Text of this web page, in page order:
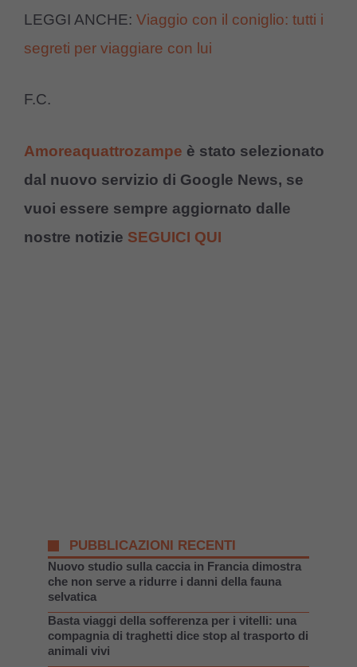
LEGGI ANCHE: Viaggio con il coniglio: tutti i
segreti per viaggiare con lui
F.C.
Amoreaquattrozampe è stato selezionato
dal nuovo servizio di Google News, se
vuoi essere sempre aggiornato dalle
nostre notizie SEGUICI QUI
PUBBLICAZIONI RECENTI
Nuovo studio sulla caccia in Francia dimostra
che non serve a ridurre i danni della fauna
selvatica
Basta viaggi della sofferenza per i vitelli: una
compagnia di traghetti dice stop al trasporto di
animali vivi